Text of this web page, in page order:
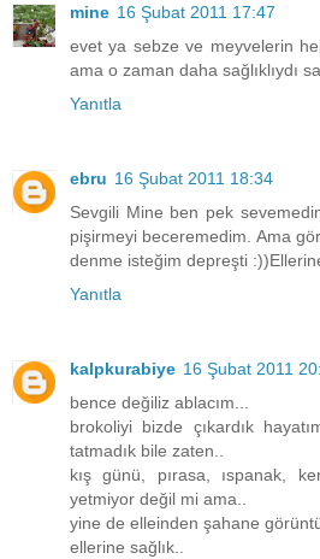
mine 16 Şubat 2011 17:47
evet ya sebze ve meyvelerin
ama o zaman daha sağlıklıydı
Yanıtla
ebru 16 Şubat 2011 18:34
Sevgili Mine ben pek
pişirmeyi beceremedim. Ama
denme isteğim depreşti
Yanıtla
kalpkurabiye 16 Şubat 2011
bence değiliz ablacım...
brokoliyi bizde çıkardık
tatmadık bile zaten..
kış günü, pırasa, ıspanak,
yetmiyor değil mi ama..
yine de elleinden şahane
ellerine sağlık..